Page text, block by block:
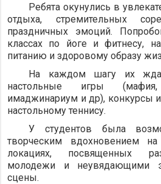
Ребята окунулись в
отдыха, стремительных
праздничных эмоций.
классах по йоге и фитнесу,
питанию и здоровому образу
На каждом шагу их
настольные игры
имаджинариум и др), конкурсы
настольному теннису.
У студентов была
творческим вдохновением на
локациях, посвященных
молодежи и неувядающими
сцены.